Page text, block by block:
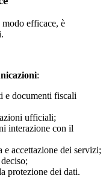
efficace, è
:
e documenti fiscali
ufficiali;
interazione con il
e accettazione dei servizi;
protezione dei dati.